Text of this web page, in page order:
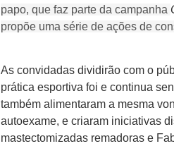
papo, que faz parte da campanha
propõe uma série de ações de
As convidadas dividirão com o
prática esportiva foi e continua
também alimentaram a mesma
autoexame, e criaram iniciativas
mastectomizadas remadoras e